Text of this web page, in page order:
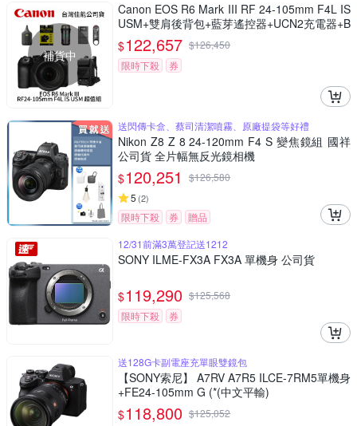
補貨中
Canon EOS R6 Mark III RF 24-105mm F4L IS
USM+雙肩後背包+藍芽遙控器+UCN2充電器+B
B nano電動氣吹+鋼化貼+清潔組 R6M3(公司
貨)
$122,657 $126,450
限時下殺
券
送閃傳卡盒、蔡司清潔噴霧、原廠提袋等好禮
Nikon Z8 Z 8 24-120mm F4 S 變焦鏡組 國祥
公司貨 全片幅無反光鏡相機
$120,251 $126,580
5 (2)
限時下殺 券
贈品
12/31前滿3萬登記送1212
SONY ILME-FX3A FX3A 單機身 公司貨
$119,290 $125,568
限時下殺
券
送128G卡副電座充單眼雙鏡包
【SONY索尼】 A7RV A7R5 ILCE-7RM5單機身
+FE24-105mm G (*(中文平輸)
$118,800 $125,052